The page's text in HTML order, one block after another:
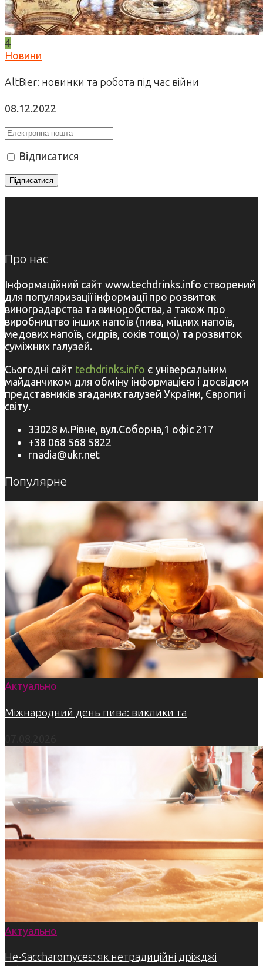
4
Новини
AltBier: новинки та робота під час війни
08.12.2022
Відписатися
Про нас
Інформаційний сайт www.techdrinks.info створений
для популяризації інформації про розвиток
виноградарства та виноробства, а також про
виробництво інших напоїв (пива, міцних напоїв,
медових напоїв, сидрів, соків тощо) та розвиток
суміжних галузей.
Сьогодні сайт techdrinks.info є універсальним
майданчиком для обміну інформацією і досвідом
представників згаданих галузей України, Європи і
світу.
33028 м.Рівне, вул.Соборна,1 офіс 217
+38 068 568 5822
rnadia@ukr.net
Популярне
Актуально
Міжнародний день пива: виклики та
Актуально
Не-Saccharomyces: як нетрадиційні дріжджі